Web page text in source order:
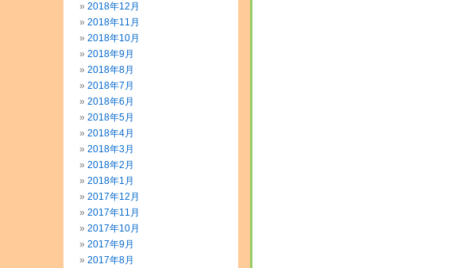
2018年12月
2018年11月
2018年10月
2018年9月
2018年8月
2018年7月
2018年6月
2018年5月
2018年4月
2018年3月
2018年2月
2018年1月
2017年12月
2017年11月
2017年10月
2017年9月
2017年8月